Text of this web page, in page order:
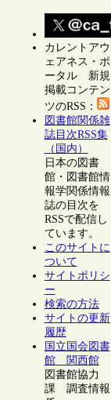
カレントアウ
ェアネス・ポ
ータル 新規
掲載コンテン
ツのRSS：
図書館関係雑
誌目次RSS集
（国内）
日本の図書
館・図書館情
報学関係情報
誌の目次を
RSSで配信し
ています。
このサイトに
ついて
サイトポリシ
ー
検索の方法
サイトの更新
履歴
国立国会図書
館 関西館
図書館協力
課 調査情報